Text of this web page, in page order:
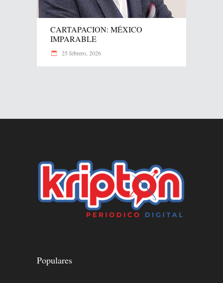
CARTAPACION: MÉXICO
IMPARABLE
25 febrero, 2026
Populares